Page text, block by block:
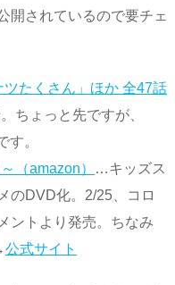
開されているので要チェ
たくさん」ほか 全47話
ちょっと先ですが、
す。
（amazon）
…キッズス
のDVD化。2/25、コロ
ントより発売。ちなみ
公式サイト